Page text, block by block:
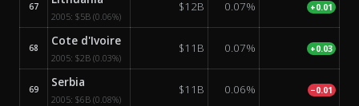
67
2005: $5B (0.06%)
$12B 0.07% +0.01
68 Cote d'Ivoire
2005: $2B (0.03%)
$11B 0.07% +0.03
69 Serbia
2005: $6B (0.08%)
$11B 0.06% −0.01